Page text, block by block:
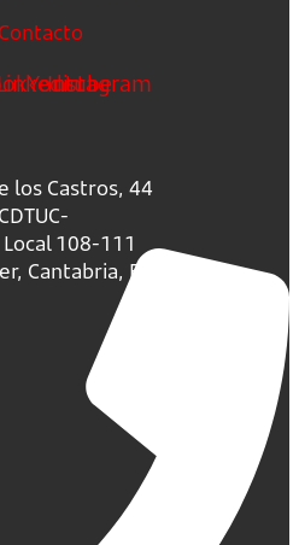
Contacto
Youtube
Instagram
los Castros, 44
Local 108-111
Cantabria, España.